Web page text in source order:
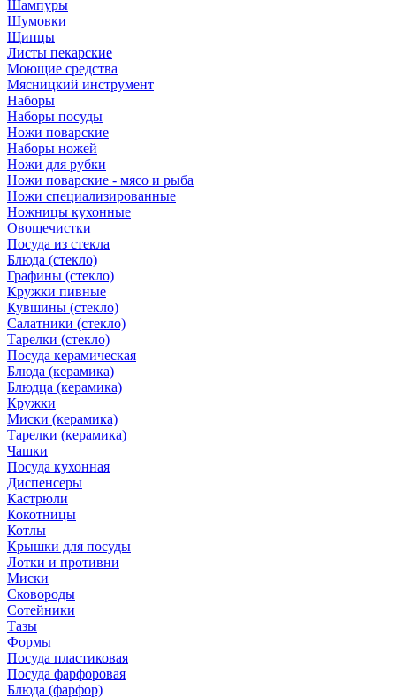
Шампуры
Шумовки
Щипцы
Листы пекарские
Моющие средства
Мясницкий инструмент
Наборы
Наборы посуды
Ножи поварские
Наборы ножей
Ножи для рубки
Ножи поварские - мясо и рыба
Ножи специализированные
Ножницы кухонные
Овощечистки
Посуда из стекла
Блюда (стекло)
Графины (стекло)
Кружки пивные
Кувшины (стекло)
Салатники (стекло)
Тарелки (стекло)
Посуда керамическая
Блюда (керамика)
Блюдца (керамика)
Кружки
Миски (керамика)
Тарелки (керамика)
Чашки
Посуда кухонная
Диспенсеры
Кастрюли
Кокотницы
Котлы
Крышки для посуды
Лотки и противни
Миски
Сковороды
Сотейники
Тазы
Формы
Посуда пластиковая
Посуда фарфоровая
Блюда (фарфор)